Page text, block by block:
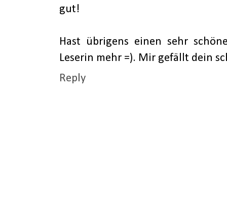
gut!
Hast übrigens einen sehr
Leserin mehr =). Mir gefällt dein
Reply